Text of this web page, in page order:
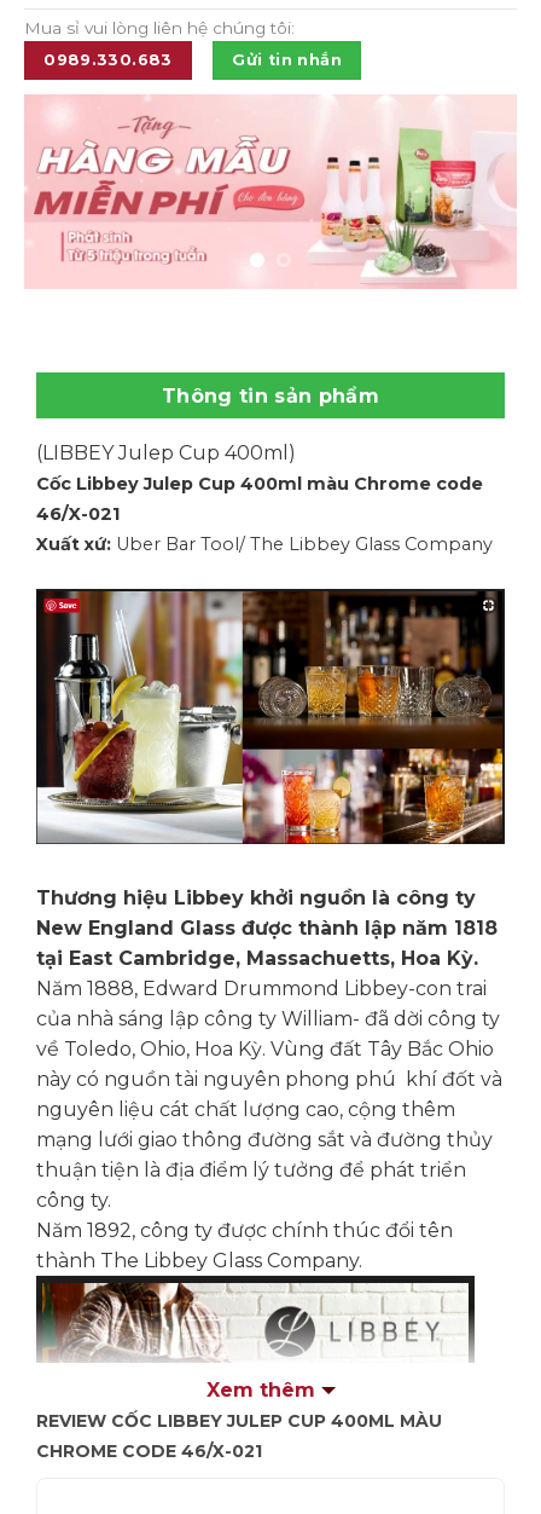
Mua sỉ vui lòng liên hệ chúng tôi:
0989.330.683 Gửi tin nhắn
Thông tin sản phẩm
(LIBBEY Julep Cup 400ml)
Cốc Libbey Julep Cup 400ml màu Chrome code
46/X-021
Xuất xứ:Uber Bar Tool/ The Libbey Glass Company
Thương hiệu Libbey khởi nguồn là công ty
New England Glass được thành lập năm 1818
tại East Cambridge, Massachuetts, Hoa Kỳ.
Năm 1888, Edward Drummond Libbey-con trai
của nhà sáng lập công ty William- đã dời công ty
về Toledo, Ohio, Hoa Kỳ. Vùng đất Tây Bắc Ohio
này có nguồn tài nguyên phong phú khí đốt và
nguyên liệu cát chất lượng cao, cộng thêm
mạng lưới giao thông đường sắt và đường thủy
thuận tiện là địa điểm lý tưởng để phát triển
công ty.
Năm 1892, công ty được chính thúc đổi tên
thành The Libbey Glass Company.
Xem thêm
REVIEW CỐC LIBBEY JULEP CUP 400ML MÀU
CHROME CODE 46/X-021